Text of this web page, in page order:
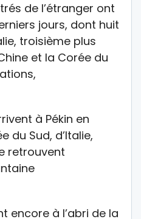
de l’étranger ont
jours, dont huit
troisième plus
et la Corée du
à Pékin en
du Sud, d’Italie,
retrouvent
encore à l’abri de la